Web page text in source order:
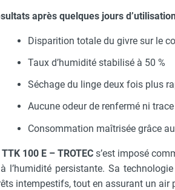
d'air froid
isolant thermique
sur mât
chauffant à gaz
terrasse aux pellets
radiant électrique
Infrarouge électrique fixe
après quelques jours
Disparition totale du givre sur le
Taux d’humidité stabilisé à 50 %
Séchage du linge deux fois plus
Aucune odeur de renfermé ni
Consommation maîtrisée grâce
TTK 100 E – TROTEC s’est imposé
l’humidité persistante. Sa
intempestifs, tout en assurant un